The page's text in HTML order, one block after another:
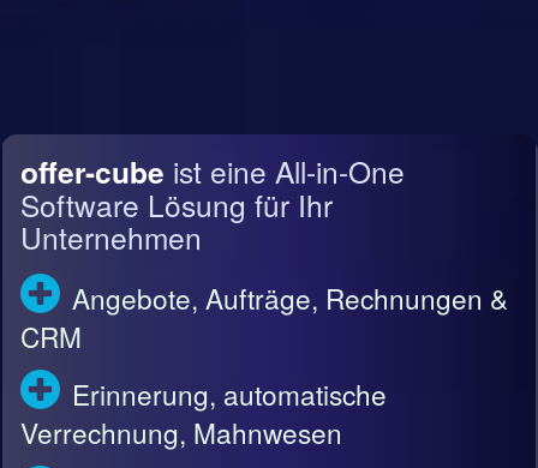
offer-cube ist eine All-in-One
Software Lösung für Ihr
Unternehmen
Angebote, Aufträge, Rechnungen &
CRM
Erinnerung, automatische
Verrechnung, Mahnwesen